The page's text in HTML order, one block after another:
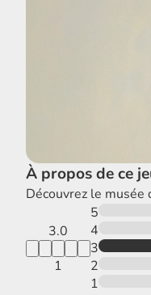
À propos de ce
Découvrez le
3.0
1
5
4
3
2
1